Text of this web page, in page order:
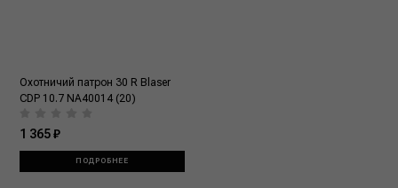
Охотничий патрон 30 R Blaser
CDP 10.7 NA40014 (20)
1 365 ₽
ПОДРОБНЕЕ